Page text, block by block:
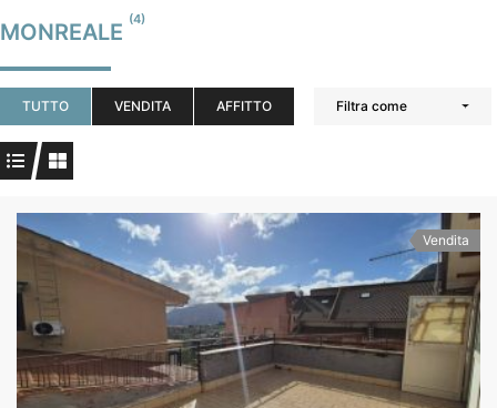
MONREALE (4)
TUTTO VENDITA AFFITTO Filtra come
Vendita